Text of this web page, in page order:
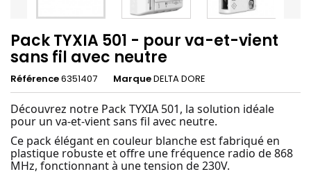
Pack TYXIA 501 - pour va-et-vient
sans fil avec neutre
Référence6351407 MarqueDELTA DORE
Découvrez notre Pack TYXIA 501, la solution idéale
pour un va-et-vient sans fil avec neutre.
Ce pack élégant en couleur blanche est fabriqué en
plastique robuste et offre une fréquence radio de 868
MHz, fonctionnant à une tension de 230V.